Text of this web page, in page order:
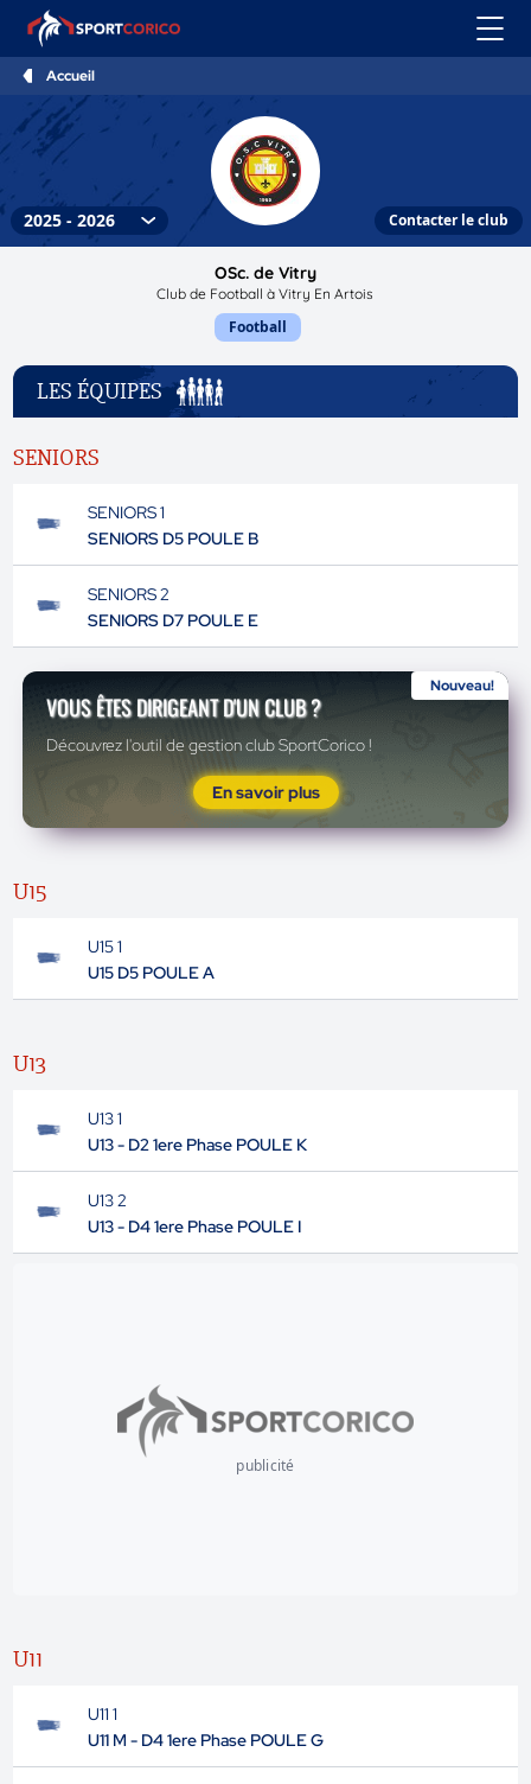
Accueil
Contacter le club
OSc. de Vitry
Club de Football à Vitry En Artois
Football
LES ÉQUIPES
SENIORS
SENIORS 1
SENIORS D5 POULE B
SENIORS 2
SENIORS D7 POULE E
Nouveau!
VOUS ÊTES DIRIGEANT D'UN CLUB ?
Découvrez l'outil de gestion club SportCorico !
En savoir plus
U15
U15 1
U15 D5 POULE A
U13
U13 1
U13 - D2 1ere Phase POULE K
U13 2
U13 - D4 1ere Phase POULE I
publicité
U11
U11 1
U11 M - D4 1ere Phase POULE G